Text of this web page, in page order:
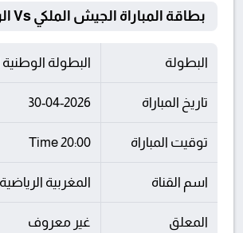
بطاقة المباراة الجيش الملكي Vs الرجاء الرياضي
البطولة البطولة الوطنية
تاريخ المباراة 30-04-2026
توقيت المباراة 20:00 Time
اسم القناة المغربية الرياضية
المعلق غير معروف